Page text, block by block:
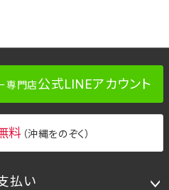
専門店公式LINEアカウント
料 （沖縄をのぞく）
払い